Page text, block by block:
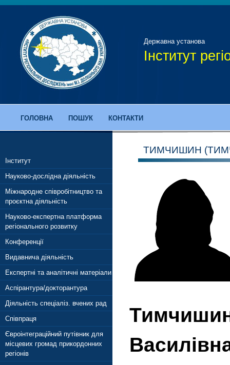
Державна установа
Інститут
ГОЛОВНА ПОШУК КОНТАКТИ
Інститут
Науково-дослідна діяльність
Міжнародне співробітництво та
проєктна діяльність
Науково-експертна платформа
регіонального розвитку
Конференції
Видавнича діяльність
Експертні та аналітичні матеріали
Аспірантура/докторантура
Діяльність спеціаліз. вчених рад
Співпраця
Євроінтеграційний путівник для
місцевих громад прикордонних
регіонів
ТИМЧИШИН